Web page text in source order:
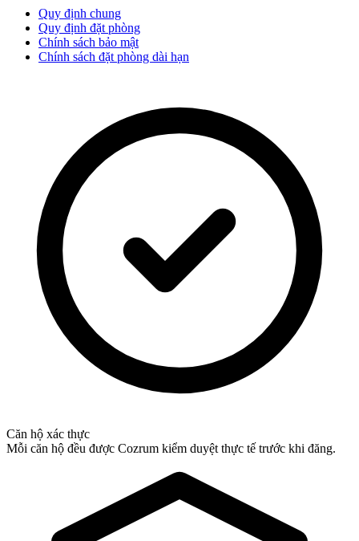
Quy định chung
Quy định đặt phòng
Chính sách bảo mật
Chính sách đặt phòng dài hạn
Căn hộ xác thực
Mỗi căn hộ đều được Cozrum kiểm duyệt thực tế trước khi đăng.